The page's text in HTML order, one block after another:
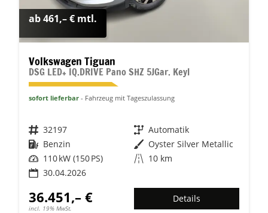
ab 461,– € mtl.
Volkswagen Tiguan
DSG LED+ IQ.DRIVE Pano SHZ 5JGar. Keyl
sofort lieferbar Fahrzeug mit Tageszulassung
Fahrzeugnr. 32197 Getriebe Automatik
Kraftstoff Benzin Außenfarbe Oyster Silver Metallic
Leistung 110 kW (150 PS) Kilometerstand 10 km
30.04.2026
36.451,– €
incl. 19% MwSt.
Details